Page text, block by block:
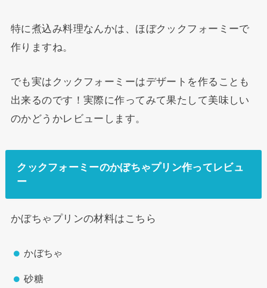
特に煮込み料理なんかは、ほぼクックフォーミーで
作りますね。
でも実はクックフォーミーはデザートを作ることも
出来るのです！実際に作ってみて果たして美味しい
のかどうかレビューします。
クックフォーミーのかぼちゃプリン作ってレビュ
ー
かぼちゃプリンの材料はこちら
かぼちゃ
砂糖